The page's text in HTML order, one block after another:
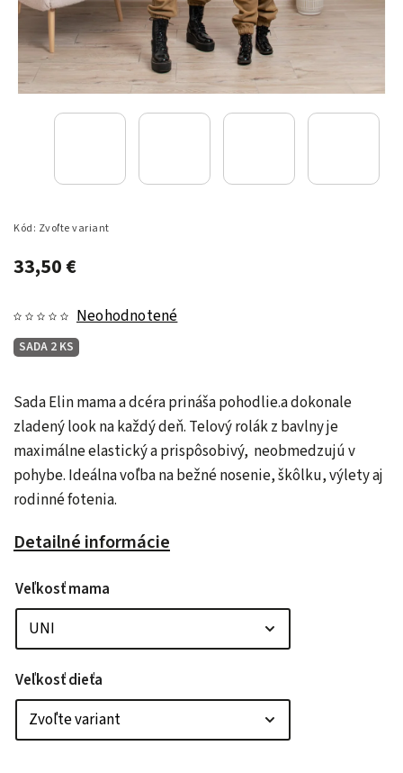
Kód: Zvoľte variant
33,50 €
SADA 2 KS
Neohodnotené
Sada Elin mama a dcéra prináša pohodlie.a dokonale
zladený look na každý deň. Telový rolák z bavlny je
maximálne elastický a prispôsobivý, neobmedzujú v
pohybe. Ideálna voľba na bežné nosenie, škôlku, výlety aj
rodinné fotenia.
Detailné informácie
Veľkosť mama
Veľkosť dieťa